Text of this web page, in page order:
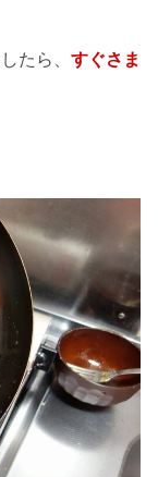
たら、 すぐさま